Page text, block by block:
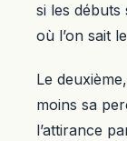
si les débuts
où l’on sait
Le
moins sa
l’attirance